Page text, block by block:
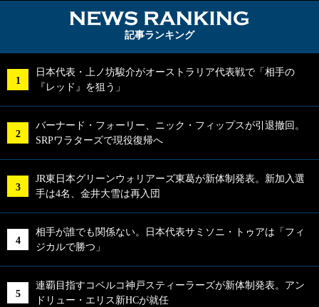
記事ランキング
日本代表・上ノ坊駿介がオーストラリア代表戦で「相手の
『レッド』を狙う」
バーナード・フォーリー、ニック・フィップスが引退撤回。
SRPワラターズで現役復帰へ
JR東日本グリーンウォリアーズ東葛が新体制発表。新加入選
手は4名、金井大雪は再入団
相手が誰でも関係ない。日本代表サミソニ・トゥアは「フィ
ジカルで勝つ」
連覇目指すコベルコ神戸スティーラーズが新体制発表。アン
ドリュー・エリス新HCが就任